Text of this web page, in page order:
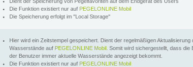
Die Funktion existiert nur auf PEGELONLINE Mobil
Die Speicherung erfolgt im "Local Storage"
Hier wird ein Zeitstempel gespeichert. Dient der regelmäßigen Aktualisierung
Wasserstände auf PEGELONLINE Mobil . Somit wird sichergestellt, dass die
der Benutzer immer aktuelle Wasserstände angezeigt bekommt.
Die Funktion existiert nur auf PEGELONLINE Mobil